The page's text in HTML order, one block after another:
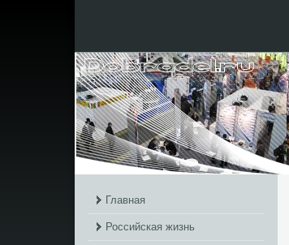
Главная
Российская жизнь